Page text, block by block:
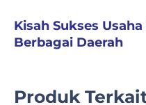
Kisah Sukses
Berbagai Daerah
Produk